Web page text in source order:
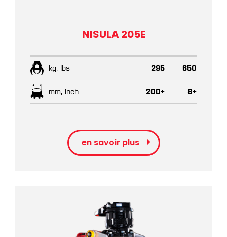
NISULA 205E
kg, lbs 295 650
mm, inch 200+ 8+
en savoir plus